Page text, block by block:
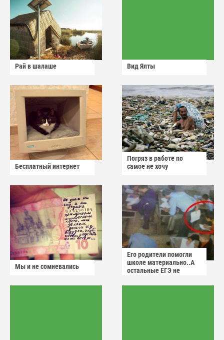
Рай в шалаше Вид Ялты
Бесплатный интернет
Погряз в работе по
самое не хочу
Мы и не сомневались
Его родители помогли
школе материально..А
остальные ЕГЭ не